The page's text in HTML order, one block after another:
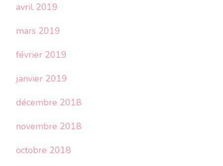
avril 2019
mars 2019
février 2019
janvier 2019
décembre 2018
novembre 2018
octobre 2018